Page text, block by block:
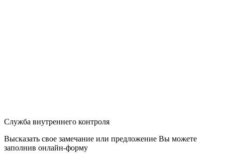
Служба внутреннего контроля
Высказать свое замечание или предложение Вы можете
заполнив онлайн-форму